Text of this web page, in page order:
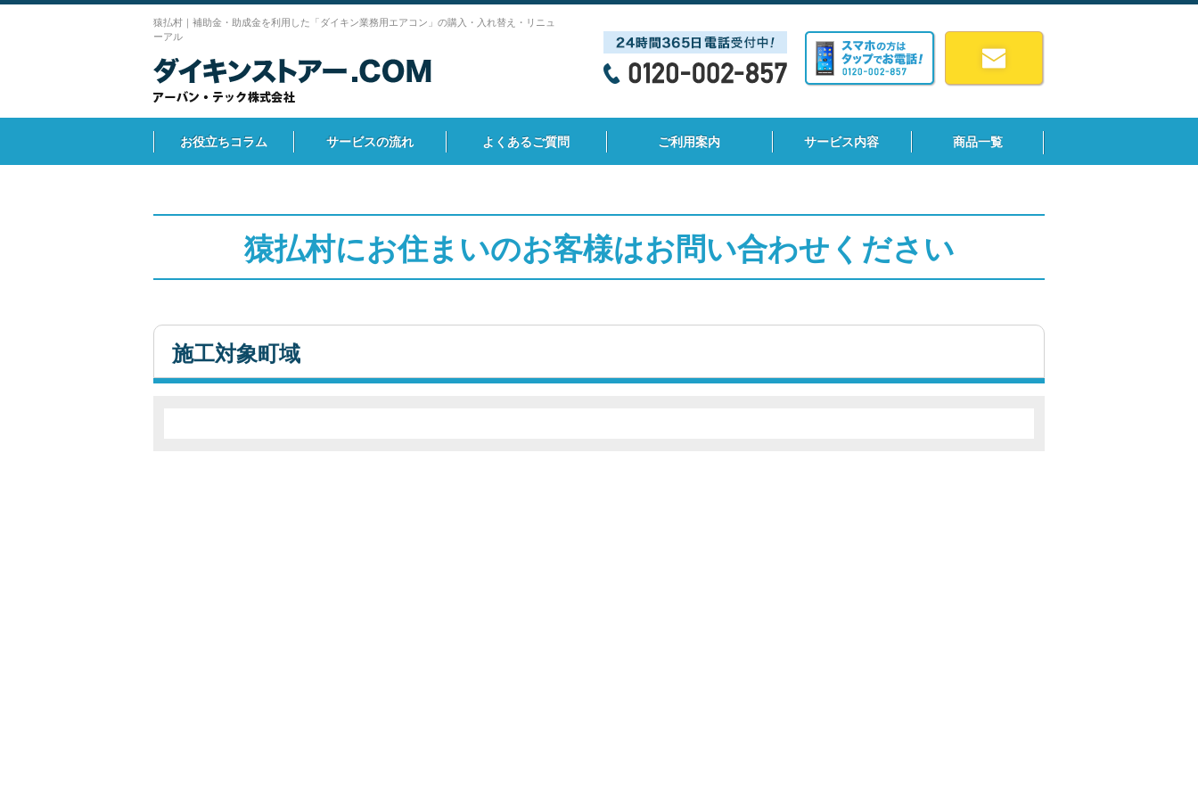
猿払村｜補助金・助成金を利用した「ダイキン業務用エアコン」の購入・入れ替え・リニュ
ーアル
お役立ちコラム サービスの流れ よくあるご質問 ご利用案内 サービス内容 商品一覧
猿払村にお住まいのお客様はお問い合わせください
施工対象町域